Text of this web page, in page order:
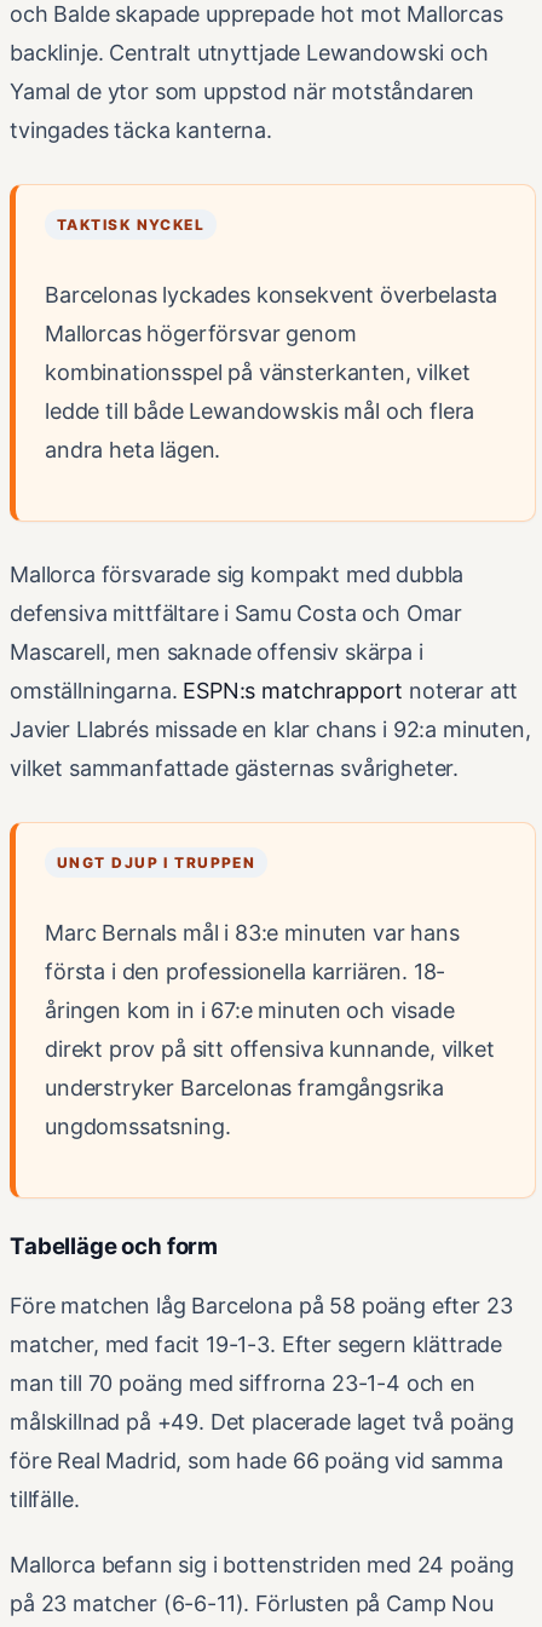
och Balde skapade upprepade hot mot Mallorcas
backlinje. Centralt utnyttjade Lewandowski och
Yamal de ytor som uppstod när motståndaren
tvingades täcka kanterna.
TAKTISK NYCKEL
Barcelonas lyckades konsekvent överbelasta
Mallorcas högerförsvar genom
kombinationsspel på vänsterkanten, vilket
ledde till både Lewandowskis mål och flera
andra heta lägen.
Mallorca försvarade sig kompakt med dubbla
defensiva mittfältare i Samu Costa och Omar
Mascarell, men saknade offensiv skärpa i
omställningarna. ESPN:s matchrapport noterar att
Javier Llabrés missade en klar chans i 92:a minuten,
vilket sammanfattade gästernas svårigheter.
UNGT DJUP I TRUPPEN
Marc Bernals mål i 83:e minuten var hans
första i den professionella karriären. 18-
åringen kom in i 67:e minuten och visade
direkt prov på sitt offensiva kunnande, vilket
understryker Barcelonas framgångsrika
ungdomssatsning.
Tabelläge och form
Före matchen låg Barcelona på 58 poäng efter 23
matcher, med facit 19-1-3. Efter segern klättrade
man till 70 poäng med siffrorna 23-1-4 och en
målskillnad på +49. Det placerade laget två poäng
före Real Madrid, som hade 66 poäng vid samma
tillfälle.
Mallorca befann sig i bottenstriden med 24 poäng
på 23 matcher (6-6-11). Förlusten på Camp Nou